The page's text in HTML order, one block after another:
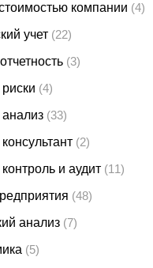
компании (4)
учет (22)
(3)
(4)
(33)
(2)
и аудит (11)
(48)
анализ (7)
(5)